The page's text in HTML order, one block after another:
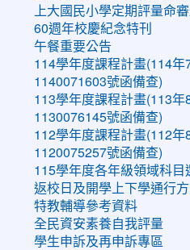
上大國民小學定期評量命
60週年校慶紀念特刊
午餐重要公告
114學年度課程計畫(114年
1140071603號函備查)
113學年度課程計畫(113年
1130076145號函備查)
112學年度課程計畫(112年
1120075257號函備查)
115學年度各年級領域科目
返校日及開學上下學通行
特教輔導參考資料
全民資安素養自我評量
學生申訴及再申訴專區